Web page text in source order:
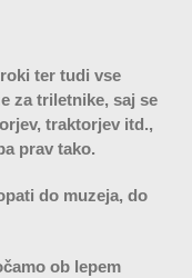
ter tudi vse
za triletnike, saj se
traktorjev itd.,
prav tako.
do muzeja, do
ob lepem